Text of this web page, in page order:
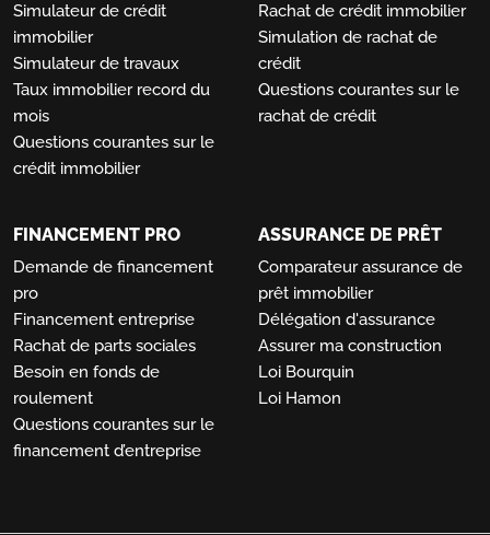
Simulateur de crédit
immobilier
Simulateur de travaux
Taux immobilier record du
mois
Questions courantes sur le
crédit immobilier
Rachat de crédit immobilier
Simulation de rachat de
crédit
Questions courantes sur le
rachat de crédit
FINANCEMENT PRO
Demande de financement
pro
Financement entreprise
Rachat de parts sociales
Besoin en fonds de
roulement
Questions courantes sur le
financement d’entreprise
ASSURANCE DE PRÊT
Comparateur assurance de
prêt immobilier
Délégation d'assurance
Assurer ma construction
Loi Bourquin
Loi Hamon